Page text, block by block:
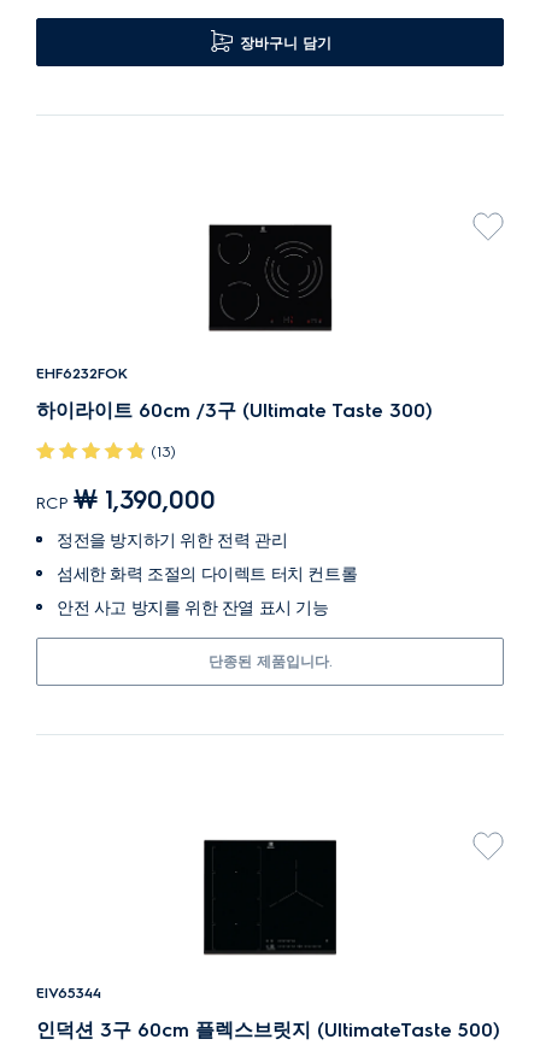
장바구니 담기
EHF6232FOK
하이라이트 60cm /3구 (Ultimate Taste 300)
(13)
RCP ￦ 1,390,000
정전을 방지하기 위한 전력 관리
섬세한 화력 조절의 다이렉트 터치 컨트롤
안전 사고 방지를 위한 잔열 표시 기능
단종된 제품입니다.
EIV65344
인덕션 3구 60cm 플렉스브릿지 (UltimateTaste 500)